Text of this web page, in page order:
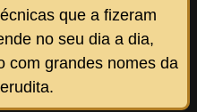
que a fizeram
no seu dia a dia,
com grandes nomes da